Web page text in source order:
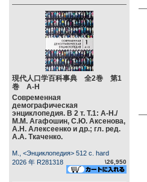
現代人口学百科事典 全2巻 第1
巻 А-Н
Современная
демографическая
энциклопедия. В 2 т. Т.1: А-Н./
М.М. Агафошин, С.Ю. Аксенова,
А.Н. Алексеенко и др.; гл. ред.
А.А. Ткаченко.
М., <Энциклопедия> 512 c. hard
2026 年 R281318
\26,950